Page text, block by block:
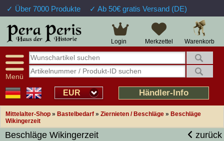
✓ Über 7000 Produkte ✓ Ab 50€ gratis Versand (DE)
Warenkorb
Merkzettel
Login
Menü
EUR Händler-Info
Mittelalter-Shop » Bastelbedarf » Ziernieten / Beschläge » Beschläge
Wikingerzeit
Beschläge Wikingerzeit zurück